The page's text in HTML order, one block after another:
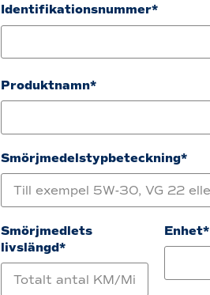
Identifikationsnummer*
Produktnamn*
Smörjmedelstypbeteckning*
Smörjmedlets
livslängd*
Enhet*